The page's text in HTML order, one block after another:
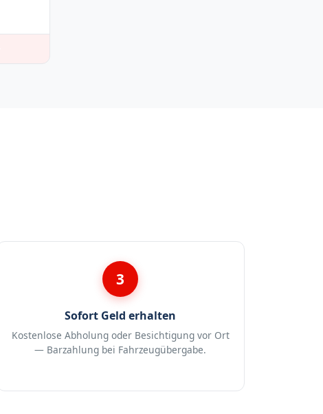
3
Sofort Geld erhalten
Kostenlose Abholung oder Besichtigung vor Ort
— Barzahlung bei Fahrzeugübergabe.